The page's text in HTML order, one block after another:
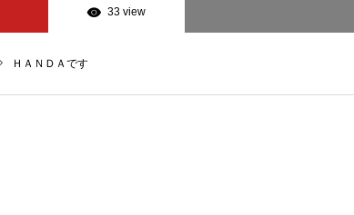
33 view
ＨＡＮＤＡです